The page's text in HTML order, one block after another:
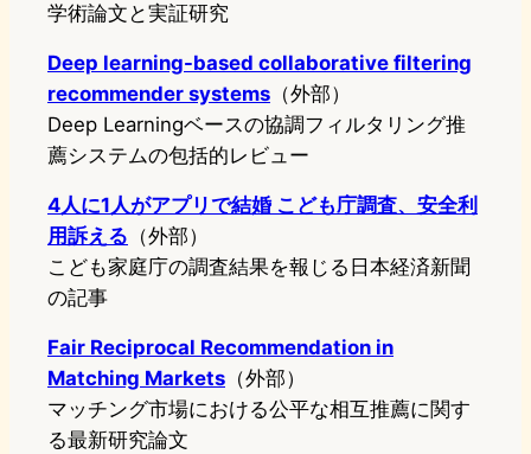
学術論文と実証研究
Deep learning-based collaborative filtering
recommender systems （外部）
Deep Learningベースの協調フィルタリング推
薦システムの包括的レビュー
4人に1人がアプリで結婚 こども庁調査、安全利
用訴える （外部）
こども家庭庁の調査結果を報じる日本経済新聞
の記事
Fair Reciprocal Recommendation in
Matching Markets （外部）
マッチング市場における公平な相互推薦に関す
る最新研究論文